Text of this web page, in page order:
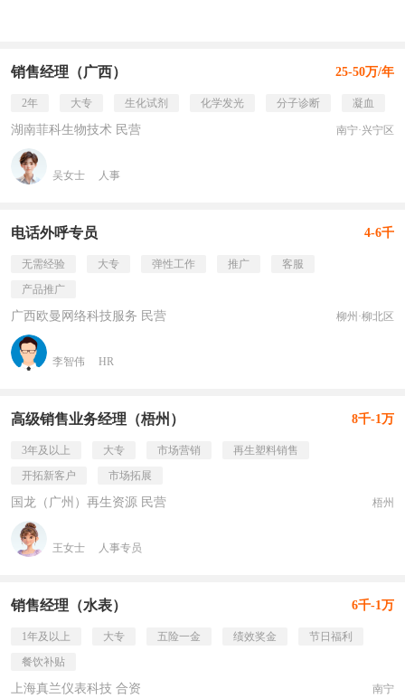
销售经理（广西） 25-50万/年
2年 大专 生化试剂 化学发光 分子诊断 凝血
湖南菲科生物技术 民营 南宁·兴宁区
吴女士 人事
电话外呼专员 4-6千
无需经验 大专 弹性工作 推广
客服
产品推广
广西欧曼网络科技服务 民营 柳州·柳北区
李智伟 HR
高级销售业务经理（梧州） 8千-1万
3年及以上 大专 市场营销
再生塑料销售
开拓新客户
市场拓展
国龙（广州）再生资源 民营 梧州
王女士 人事专员
销售经理（水表） 6千-1万
1年及以上 大专 五险一金 绩效奖金
节日福利
餐饮补贴
上海真兰仪表科技 合资 南宁